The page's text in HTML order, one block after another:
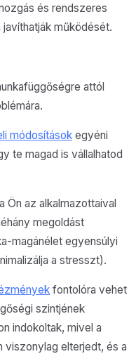
és rendszeres
működését.
attól
módosításokegyéni
te magad is vállalhatod
Ön az alkalmazottaival
megoldást
magánélet egyensúlyi
a stresszt).
fontolóra vehet
szintjének
indokoltak, mivel a
viszonylag elterjedt, és a